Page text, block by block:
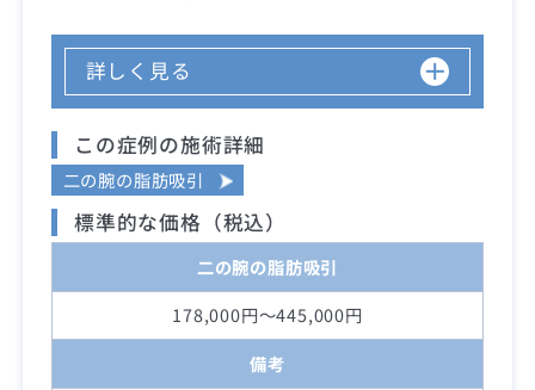
詳しく見る
この症例の施術詳細
二の腕の脂肪吸引
標準的な価格（税込）
二の腕の脂肪吸引
178,000円～445,000円
備考